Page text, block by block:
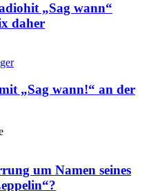
„Sag wann“
daher
„Sag wann!“ an der
um Namen seines